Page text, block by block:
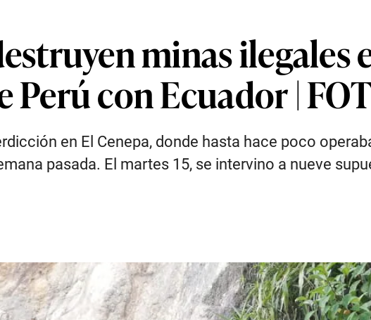
minas ilegales
con Ecuador |
en El Cenepa, donde hasta hace poco
pasada. El martes 15, se intervino a nueve